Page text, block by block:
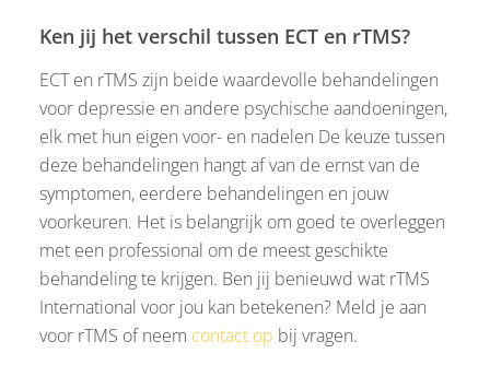
Ken jij het verschil tussen ECT en rTMS?
ECT en rTMS zijn beide waardevolle behandelingen
voor depressie en andere psychische aandoeningen,
elk met hun eigen voor- en nadelen De keuze tussen
deze behandelingen hangt af van de ernst van de
symptomen, eerdere behandelingen en jouw
voorkeuren. Het is belangrijk om goed te overleggen
met een professional om de meest geschikte
behandeling te krijgen. Ben jij benieuwd wat rTMS
International voor jou kan betekenen? Meld je aan
voor rTMS of neem contact op bij vragen.